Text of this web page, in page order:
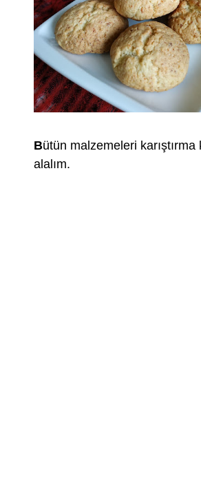
Bütün malzemeleri karıştırma
alalım.